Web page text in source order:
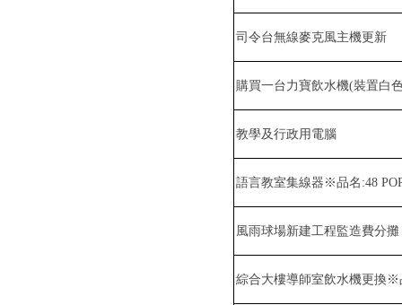
司令台無線麥克風主機更新
購買一台力寶飲水機(裝置白
教學及行政用電腦
語言教室集線器※品名 :48
風雨球場新建工程監造費分攤
綜合大樓導師室飲水機更換※